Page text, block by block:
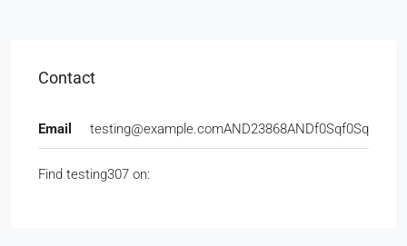
Contact
Email testing@example.comAND23868ANDf0Sqf0Sq
Find testing307 on: